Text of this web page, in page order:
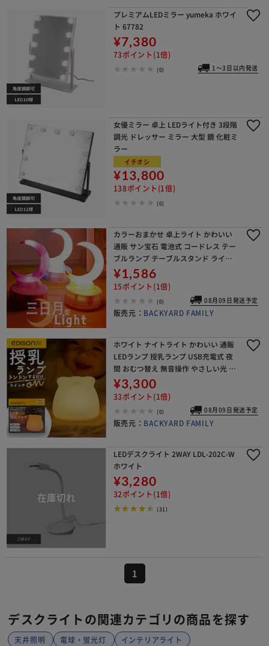
プレミアムLEDミラー yumeka ホワイ
ト 67782
¥7,380
73ポイント(1倍)
(0) 1～3日以内発送
女優ミラー 卓上 LEDライト付き 3段階
調光 ドレッサー ミラー 大型 鏡 化粧ミ
ラー
イチオシ
¥13,800
138ポイント(1倍)
(0)
カラーおまかせ 卓上ライト かわいい
通販 サン宝石 電池式 コードレス テー
ブルランプ テーブルスタンド ライト
照明 電気 インテリアライト サンホ K
O-6105 子供 キッズ 子ども こども
¥1,586
15ポイント(1倍)
(0) 08月09日発送予定
販売元： BACKYARD FAMILY
ホワイト ナイトライト かわいい 通販
LEDランプ 授乳ランプ USB充電式 夜
間 おむつ替え 無音操作 やさしい光 30
分タイマー シリコン素材 軽量 軽い コ
ンパクト シンプル 明るさ調節 可愛
¥3,300
33ポイント(1倍)
(0) 08月09日発送予定
販売元： BACKYARD FAMILY
LEDデスクライト 2WAY LDL-202C-W
ホワイト
¥3,280
32ポイント(1倍)
(31)
1
デスクライトの関連カテゴリの商品を探す
天井照明 電球・蛍光灯
インテリアライト